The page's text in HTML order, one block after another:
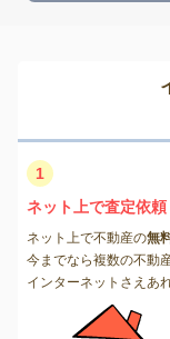
1
ネット上で査定依頼
ネット上で不動産の無
今までなら複数の不動
インターネットさえあ